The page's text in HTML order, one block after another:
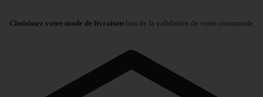
Choisissez votre mode de livraison lors de la validation de votre commande